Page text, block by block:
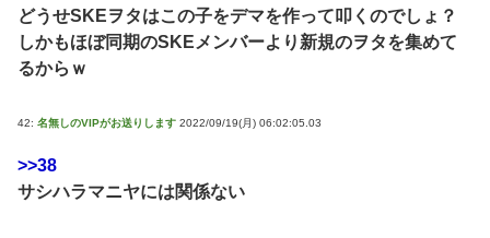
どうせSKEヲタはこの子をデマを作って叩くのでしょ？
しかもほぼ同期のSKEメンバーより新規のヲタを集めて
るからｗ
42: 名無しのVIPがお送りします 2022/09/19(月) 06:02:05.03
>>38
サシハラマニヤには関係ない